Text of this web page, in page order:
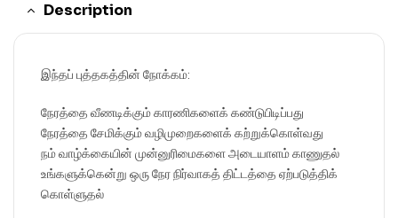
Description
இந்தப் புத்தகத்தின் நோக்கம்:
நேரத்தை வீணடிக்கும் காரணிகளைக் கண்டுபிடிப்பது
நேரத்தை சேமிக்கும் வழிமுறைகளைக் கற்றுக்கொள்வது
நம் வாழ்க்கையின் முன்னுரிமைகளை அடையாளம் காணுதல்
உங்களுக்கென்று ஒரு நேர நிர்வாகத் திட்டத்தை ஏற்படுத்திக்
கொள்ளுதல்